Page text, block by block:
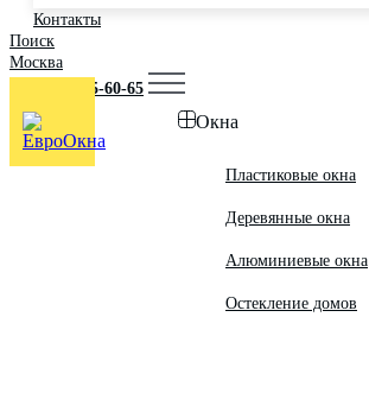
Контакты
Поиск
Москва
+7 (495) 725-60-65
Окна
Пластиковые окна
Деревянные окна
Алюминиевые окна
Остекление домов